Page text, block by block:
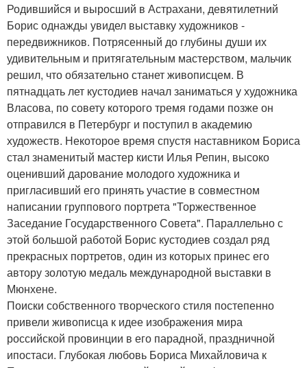
Родившийся и выросший в Астрахани, девятилетний
Борис однажды увидел выставку художников -
передвижников. Потрясенный до глубины души их
удивительным и притягательным мастерством, мальчик
решил, что обязательно станет живописцем. В
пятнадцать лет кустодиев начал заниматься у художника
Власова, по совету которого тремя годами позже он
отправился в Петербург и поступил в академию
художеств. Некоторое время спустя наставником Бориса
стал знаменитый мастер кисти Илья Репин, высоко
оценивший дарование молодого художника и
пригласивший его принять участие в совместном
написании группового портрета "Торжественное
Заседание Государственного Совета". Параллельно с
этой большой работой Борис кустодиев создал ряд
прекрасных портретов, один из которых принес его
автору золотую медаль международной выставки в
Мюнхене.
Поиски собственного творческого стиля постепенно
привели живописца к идее изображения мира
российской провинции в его парадной, праздничной
ипостаси. Глубокая любовь Бориса Михайловича к